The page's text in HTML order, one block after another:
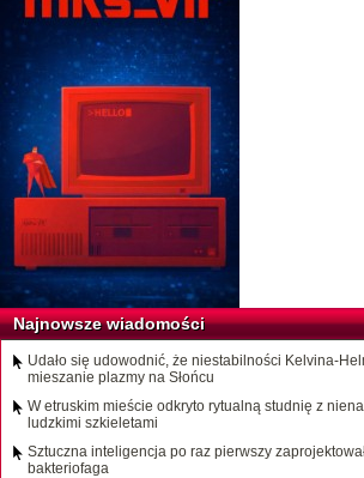
Najnowsze wiadomości
Udało się udowodnić, że niestabilności Kelvina-
mieszanie plazmy na Słońcu
W etruskim mieście odkryto rytualną studnię z
ludzkimi szkieletami
Sztuczna inteligencja po raz pierwszy
bakteriofaga